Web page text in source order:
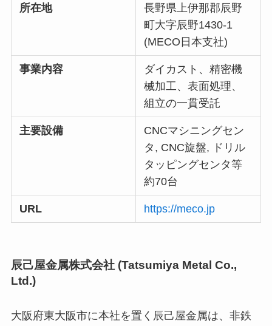
所在地
長野県上伊那郡辰野
町大字辰野1430-1
(MECO日本支社)
事業内容
ダイカスト、精密機
械加工、表面処理、
組立の一貫受託
主要設備
CNCマシニングセン
タ, CNC旋盤, ドリル
タッピングセンタ等
約70台
URL https://meco.jp
辰己屋金属株式会社 (Tatsumiya Metal Co.,
Ltd.)
大阪府東大阪市に本社を置く辰己屋金属は、非鉄